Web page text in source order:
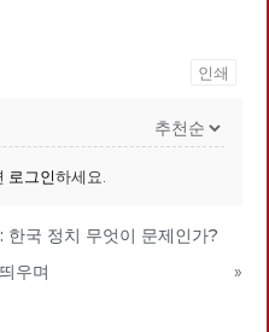
인쇄
로그인하세요.
국 정치 무엇이 문제인가?
우며
»